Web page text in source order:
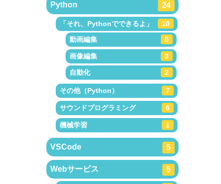
Python 24
「それ、Pythonでできるよ」
10
動画編集
5
画像編集 3
自動化 2
その他（Python） 7
サウンドプログラミング 6
機械学習 1
VSCode 5
Webサービス 5